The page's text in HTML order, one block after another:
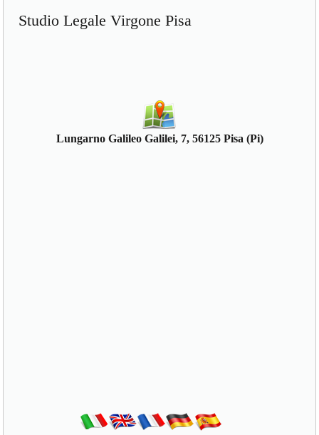
Studio Legale Virgone Pisa
Lungarno Galileo Galilei, 7, 56125 Pisa (Pi)